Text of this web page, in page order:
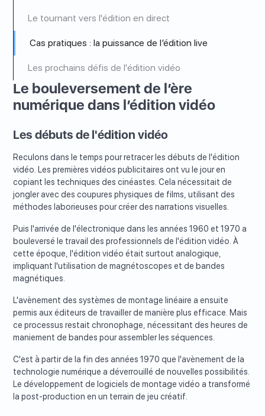
Le tournant vers l'édition en direct
Cas pratiques : la puissance de l’édition live
Les prochains défis de l'édition vidéo
Le bouleversement de l’ère
numérique dans l’édition vidéo
Les débuts de l'édition vidéo
Reculons dans le temps pour retracer les débuts de l'édition
vidéo. Les premières vidéos publicitaires ont vu le jour en
copiant les techniques des cinéastes. Cela nécessitait de
jongler avec des coupures physiques de films, utilisant des
méthodes laborieuses pour créer des narrations visuelles.
Puis l'arrivée de l'électronique dans les années 1960 et 1970 a
bouleversé le travail des professionnels de l'édition vidéo. À
cette époque, l'édition vidéo était surtout analogique,
impliquant l'utilisation de magnétoscopes et de bandes
magnétiques.
L'avènement des systèmes de montage linéaire a ensuite
permis aux éditeurs de travailler de manière plus efficace. Mais
ce processus restait chronophage, nécessitant des heures de
maniement de bandes pour assembler les séquences.
C'est à partir de la fin des années 1970 que l'avènement de la
technologie numérique a déverrouillé de nouvelles possibilités.
Le développement de logiciels de montage vidéo a transformé
la post-production en un terrain de jeu créatif.